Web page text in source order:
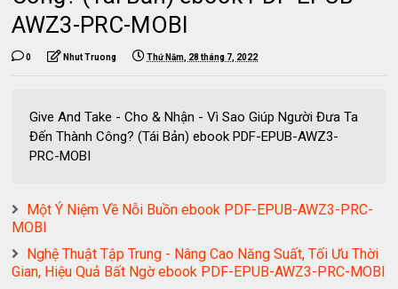
AWZ3-PRC-MOBI
0 Nhut Truong Thứ Năm, 28 tháng 7, 2022
Give And Take - Cho & Nhận - Vì Sao Giúp Người Đưa Ta
Đến Thành Công? (Tái Bản) ebook PDF-EPUB-AWZ3-
PRC-MOBI
Một Ý Niệm Về Nỗi Buồn ebook PDF-EPUB-AWZ3-PRC-
MOBI
Nghệ Thuật Tập Trung - Nâng Cao Năng Suất, Tối Ưu Thời
Gian, Hiệu Quả Bất Ngờ ebook PDF-EPUB-AWZ3-PRC-MOBI